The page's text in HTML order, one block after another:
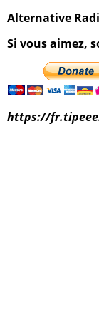
Alternative
Si vous aimez,
https://